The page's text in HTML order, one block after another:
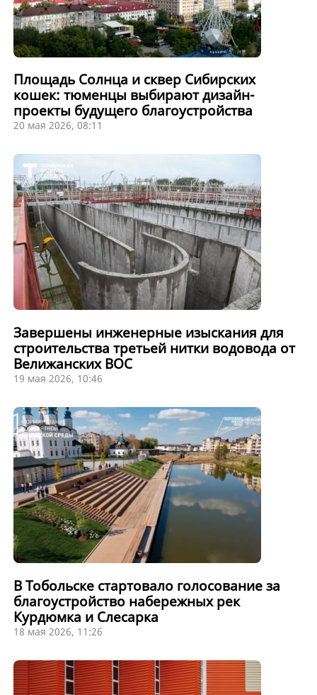
Площадь Солнца и сквер Сибирских
кошек: тюменцы выбирают дизайн-
проекты будущего благоустройства
20 мая 2026, 08:11
Завершены инженерные изыскания для
строительства третьей нитки водовода от
Велижанских ВОС
19 мая 2026, 10:46
В Тобольске стартовало голосование за
благоустройство набережных рек
Курдюмка и Слесарка
18 мая 2026, 11:26